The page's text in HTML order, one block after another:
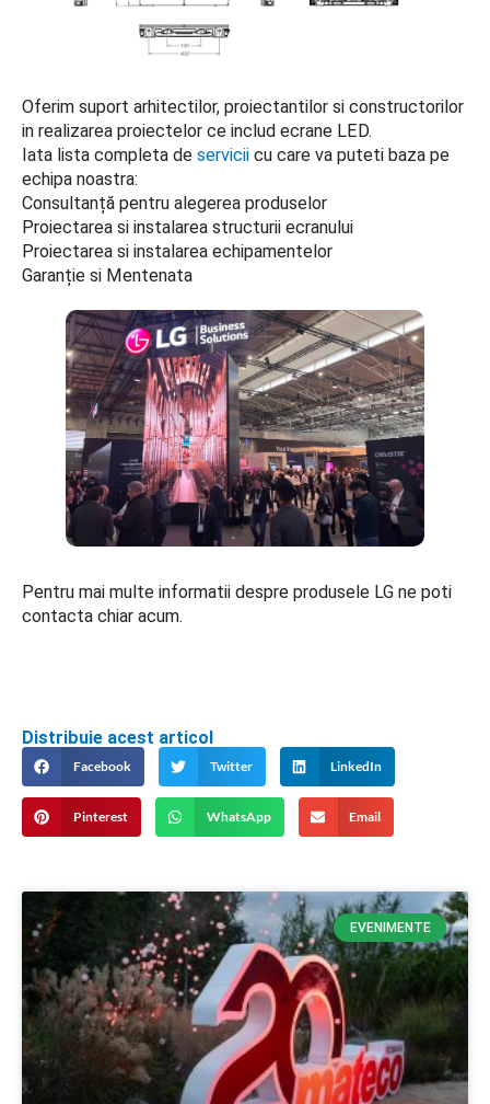
Oferim suport arhitectilor, proiectantilor si constructorilor
in realizarea proiectelor ce includ ecrane LED.
Iata lista completa de servicii cu care va puteti baza pe
echipa noastra:
Consultanță pentru alegerea produselor
Proiectarea si instalarea structurii ecranului
Proiectarea si instalarea echipamentelor
Garanție si Mentenata
Pentru mai multe informatii despre produsele LG ne poti
contacta chiar acum.
Distribuie acest articol
Facebook Twitter LinkedIn
Pinterest WhatsApp Email
EVENIMENTE